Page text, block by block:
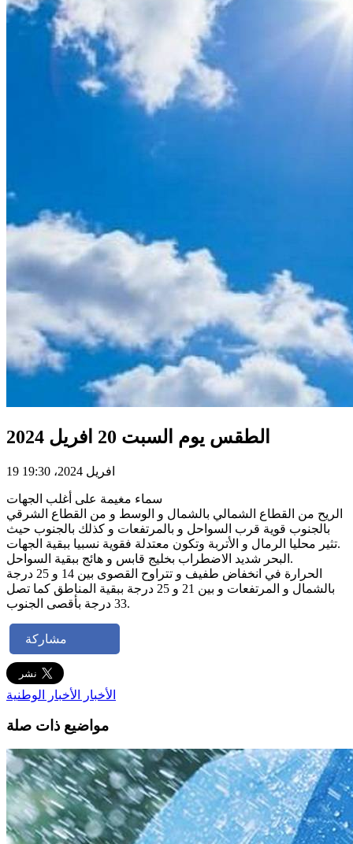
الطقس يوم السبت 20 افريل 2024
19 افريل 2024، 19:30
سماء مغيمة على أغلب الجهات
الريح من القطاع الشمالي بالشمال و الوسط و من القطاع الشرقي
بالجنوب قوية قرب السواحل و بالمرتفعات و كذلك بالجنوب حيث
تثير محليا الرمال و الأتربة وتكون معتدلة فقوية نسبيا ببقية الجهات.
البحر شديد الاضطراب بخليج قابس و هائج ببقية السواحل.
الحرارة في انخفاض طفيف و تتراوح القصوى بين 14 و 25 درجة
بالشمال و المرتفعات و بين 21 و 25 درجة ببقية المناطق كما تصل
33 درجة بأقصى الجنوب.
مشاركة
الأخبار الأخبار الوطنية
مواضيع ذات صلة